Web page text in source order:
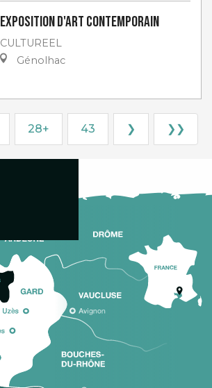
Exposition d'art contemporain
CULTUREEL
Génolhac
28+ 43 ❯ ❯❯